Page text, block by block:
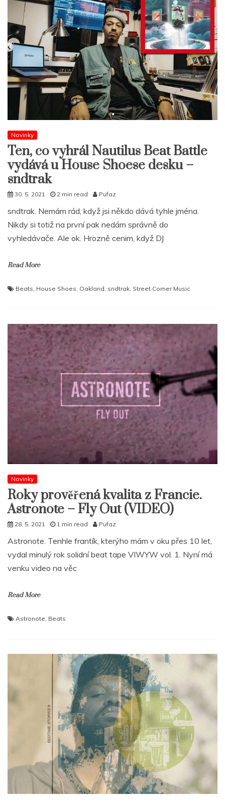
Novinky
Ten, co vyhrál Nautilus Beat Battle
vydává u House Shoese desku –
sndtrak
30. 5. 2021 2 min read Pufaz
sndtrak. Nemám rád, když jsi někdo dává tyhle jména.
Nikdy si totiž na první pak nedám správně do
vyhledávače. Ale ok. Hrozně cenim, když DJ
Read More
Beats, House Shoes, Oakland, sndtrak, Street Corner Music
Novinky
Roky prověřená kvalita z Francie.
Astronote – Fly Out (VIDEO)
28. 5. 2021 1 min read Pufaz
Astronote. Tenhle frantík, kterýho mám v oku přes 10 let,
vydal minulý rok solidní beat tape VIWYW vol. 1. Nyní má
venku video na věc
Read More
Astronote Beats